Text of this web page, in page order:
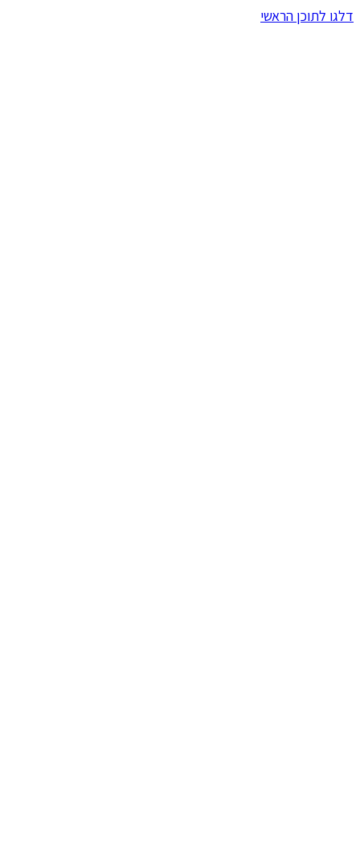
דלגו לתוכן הראשי